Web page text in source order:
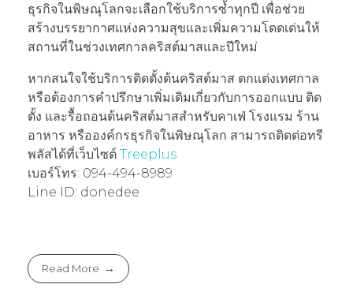
ธุรกิจในพิษณุโลกจะเลือกใช้บริการซ้ำทุกปี เพื่อช่วย
สร้างบรรยากาศแห่งความสุขและเพิ่มความโดดเด่นให้
สถานที่ในช่วงเทศกาลคริสต์มาสและปีใหม่
หากสนใจใช้บริการติดตั้งต้นคริสต์มาส ตกแต่งเทศกาล
หรือต้องการคำปรึกษาเพิ่มเติมเกี่ยวกับการออกแบบ ติด
ตั้ง และรื้อถอนต้นคริสต์มาสสำหรับคาเฟ่ โรงแรม ร้าน
อาหาร หรือองค์กรธุรกิจในพิษณุโลก สามารถติดต่อทรี
พลัสได้ที่เว็บไซต์ Treeplus
เบอร์โทร: 094-494-8989
Line ID: donedee
Read More